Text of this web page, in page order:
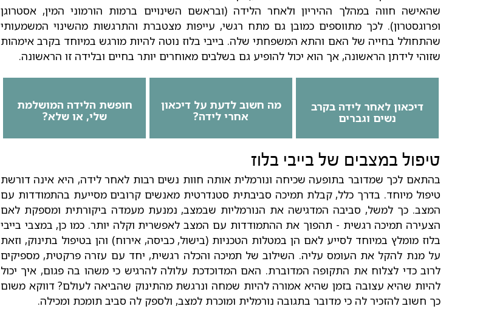
שהאישה חווה במהלך ההיריון ולאחר הלידה (ובראשם השינויים ברמות הורמוני המין, אסטרוגן
ופרוגסטרון). לכך מתווספים כמובן גם מתח רגשי, עייפות מצטברת והתרגשות מהשינוי המשמעותי
שהתחולל בחייה של האם והתא המשפחתי שלה. בייבי בלוז נוטה להיות מורגש במיוחד בקרב אימהות
שזוהי לידתן הראשונה, אך הוא יכול להופיע גם בשלבים מאוחרים יותר בחיים ובלידה זו הראשונה.
דיכאון לאחר לידה בקרב
נשים וגברים
מה חשוב לדעת על דיכאון
אחרי לידה?
חופשת הלידה המושלמת
שלי, או שלא?
טיפול במצבים של בייבי בלוז
בהתאם לכך שמדובר בתופעה שכיחה ונורמלית אותה חוות נשים רבות לאחר לידה, היא אינה דורשת
טיפול מיוחד. בדרך כלל, קבלת תמיכה סביבתית סטנדרטית מאנשים קרובים מסייעת בהתמודדות עם
המצב. כך למשל, סביבה המדגישה את הנורמליות שבמצב, נמנעת מעמדה ביקורתית ומספקת לאם
הצעירה תמיכה רגשית - תהפוך את ההתמודדות עם המצב לאפשרית וקלה יותר. כמו כן, במצבי בייבי
בלוז מומלץ במיוחד לסייע לאם הן במטלות הטכניות (בישול, כביסה, אירוח) והן בטיפול בתינוק, וזאת
על מנת להקל את העומס עליה. השילוב של תמיכה והכלה רגשית, יחד עם עזרה פרקטית, מספיקים
לרוב כדי לצלוח את התקופה המדוברת. האם המדוכדכת עלולה להרגיש כי משהו בה פגום, איך יכול
להיות שהיא עצובה בזמן שהיא אמורה להיות שמחה ונרגשת מהתינוק שהביאה לעולם? דווקא משום
כך חשוב להזכיר לה כי מדובר בתגובה נורמלית ומוכרת למצב, ולספק לה סביב תומכת ומכילה.